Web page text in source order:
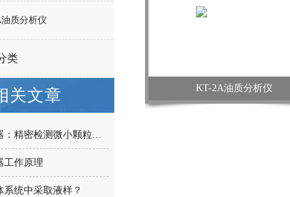
质分析仪
类
关文章
颗粒计数器：精密检测微小颗粒的科技之眼
工作原理
系统中采取液样？
KT-2A油质分析仪